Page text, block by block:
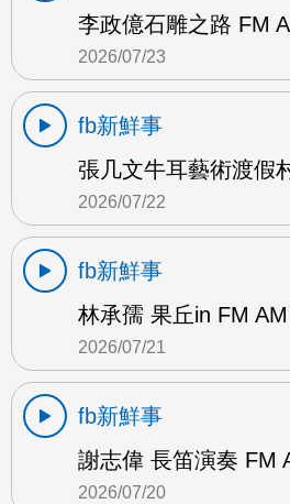
李政億石雕之路 FM
2026/07/23
fb新鮮事
張几文牛耳藝術渡假
2026/07/22
fb新鮮事
林承孺 果丘in FM AM
2026/07/21
fb新鮮事
謝志偉 長笛演奏 FM
2026/07/20